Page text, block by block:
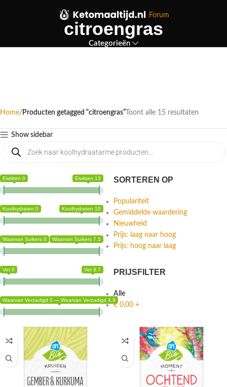
Forum
citroengras
Categorieën
Home Producten getagged “citroengras” Toont alle 15 resultaten
Show sidebar
Eiwitten 0 Eiwitten 13
Koolhydraten 0 Koolhydraten 10
Waarvan Suikers 0 Waarvan Suikers 7.5
Vet 0 Vet 8.7
Waarvan Verzadigd 0 — Waarvan Verzadigd 4.9
SORTEREN OP
Populariteit
Gemiddelde waardering
Nieuwheid
Prijs: laag naar hoog
Prijs: hoog naar laag
PRIJSFILTER
Alle
€0,00 +